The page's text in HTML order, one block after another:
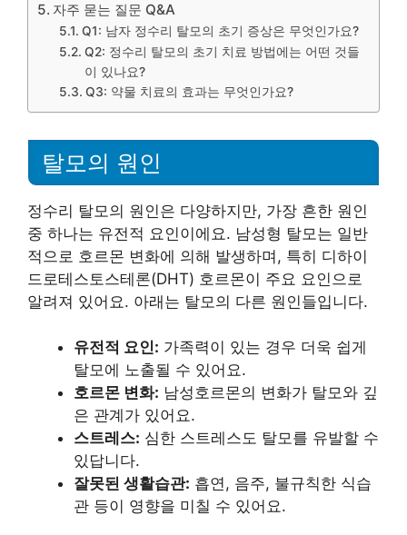
자주 묻는 질문 Q&A
Q1: 남자 정수리 탈모의 초기 증상은 무엇인가요?
Q2: 정수리 탈모의 초기 치료 방법에는 어떤 것들
이 있나요?
Q3: 약물 치료의 효과는 무엇인가요?
탈모의 원인
정수리 탈모의 원인은 다양하지만, 가장 흔한 원인
중 하나는 유전적 요인이에요. 남성형 탈모는 일반
적으로 호르몬 변화에 의해 발생하며, 특히 디하이
드로테스토스테론(DHT) 호르몬이 주요 요인으로
알려져 있어요. 아래는 탈모의 다른 원인들입니다.
유전적 요인: 가족력이 있는 경우 더욱 쉽게
탈모에 노출될 수 있어요.
호르몬 변화: 남성호르몬의 변화가 탈모와 깊
은 관계가 있어요.
스트레스: 심한 스트레스도 탈모를 유발할 수
있답니다.
잘못된 생활습관: 흡연, 음주, 불규칙한 식습
관 등이 영향을 미칠 수 있어요.